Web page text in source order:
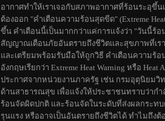
อากาศทำให้เราเจอกับสภาพอากาศที่ร้อนระอุขึ้น
ต้องออก "คำเตือนความร้อนสุดขีด" (Extreme
ขึ้น คำเตือนนี้เป็นมากกว่าแค่การแจ้งว่า "วันนี้ร้
สัญญาณเตือนภัยอันตรายถึงชีวิตและสุขภาพที่เร
และเตรียมพร้อมรับมือให้ถูกวิธี คำเตือนความร้
อังกฤษเรียกว่า Extreme Heat Warning หรือ Heat
ประกาศจากหน่วยงานภาครัฐ เช่น กรมอุตุนิยมวิ
ด้านสาธารณสุข เพื่อแจ้งให้ประชาชนทราบว่าก
ร้อนจัดผิดปกติ และร้อนจัดในระดับที่ส่งผลกระท
รุนแรง หรืออาจเป็นอันตรายถึงชีวิตได้ ทำไมถึงต้